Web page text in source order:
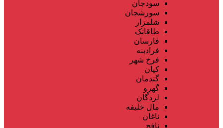
سودجان
سورشجان
شلمزار
طاقانک
فارسان
فرادبنه
فرخ شهر
کیان
گندمان
گهرو
لردگان
مال خلیفه
ناغان
نافچ